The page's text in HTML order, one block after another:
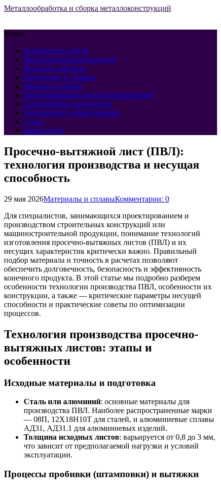
Металлообработка и сборка металлоконструкций
Меню
Безопасность труда
Виды металлоконструкций
Контроль качества
Материалы и сплавы
Монтаж и сборка
Проектирование металлоконструкций
Современные технологии
Технологии и оборудование
О нас
Карта сайта
Просечно-вытяжной лист (ПВЛ):
технология производства и несущая
способность
29 мая 2026Материалы и сплавыКомментарии: 0
Для специалистов, занимающихся проектированием и
производством строительных конструкций или
машиностроительной продукции, понимание технологий
изготовления просечно-вытяжных листов (ПВЛ) и их
несущих характеристик критически важно. Правильный
подбор материала и точность в расчетах позволяют
обеспечить долговечность, безопасность и эффективность
конечного продукта. В этой статье мы подробно разберем
особенности технологии производства ПВЛ, особенности их
конструкции, а также — критические параметры несущей
способности и практические советы по оптимизации
процессов.
Технология производства просечно-
вытяжных листов: этапы и
особенности
Исходные материалы и подготовка
Сталь или алюминий: основные материалы для
производства ПВЛ. Наиболее распространенные марки
— 08П, 12Х18Н10Т для сталей, и алюминиевые сплавы
АД31, АД31.1 для алюминиевых изделий.
Толщина исходных листов: варьируется от 0,8 до 3 мм,
что зависит от предполагаемой нагрузки и условий
эксплуатации.
Процессы пробивки (штамповки) и вытяжки